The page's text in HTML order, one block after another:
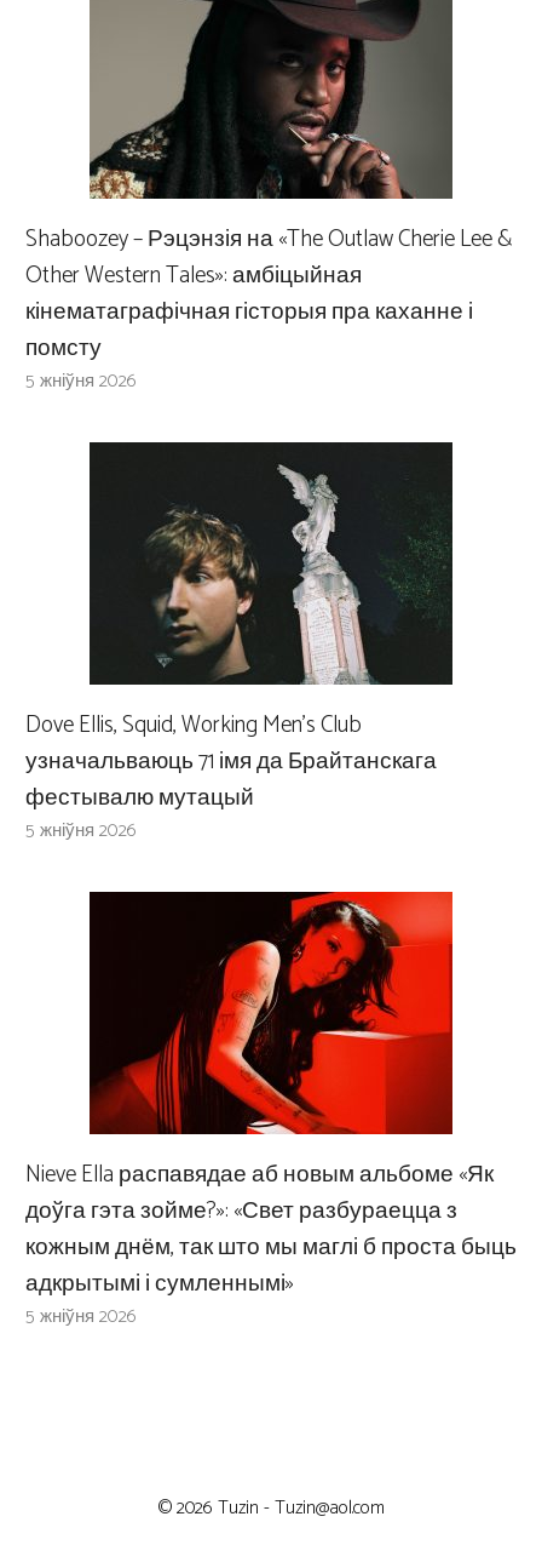
Shaboozey – Рэцэнзія на «The Outlaw Cherie Lee &
Other Western Tales»: амбіцыйная
кінематаграфічная гісторыя пра каханне і
помсту
5 жніўня 2026
Dove Ellis, Squid, Working Men’s Club
узначальваюць 71 імя да Брайтанскага
фестывалю мутацый
5 жніўня 2026
Nieve Ella распавядае аб новым альбоме «Як
доўга гэта зойме?»: «Свет разбураецца з
кожным днём, так што мы маглі б проста быць
адкрытымі і сумленнымі»
5 жніўня 2026
© 2026 Tuzin -Tuzin@aol.com